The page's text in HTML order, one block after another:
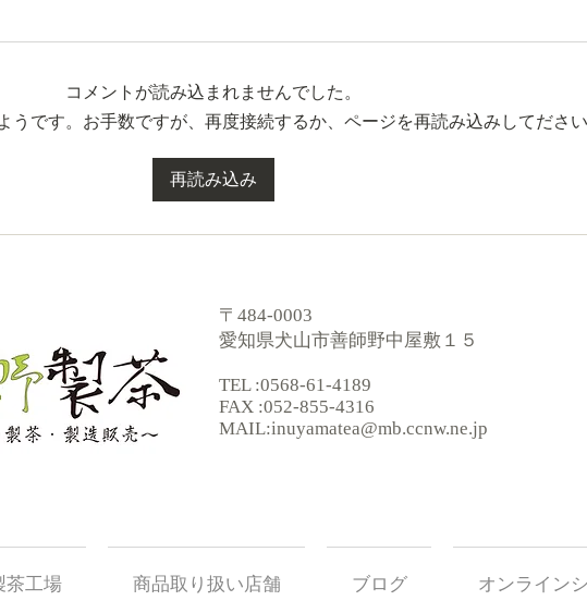
今年一年お世話になりまし
た。
コメントが読み込まれませんでした。
うです。お手数ですが、再度接続するか、ページを再読み込みしてださ
再読み込み
〒484-0003
愛知県犬山市善師野中屋敷１５
TEL :0568-61-4189
FAX :052-855-4316
MAIL:inuyamatea@mb.ccnw.ne.jp
茶工場 商品取り扱い店舗 ブログ オンライン